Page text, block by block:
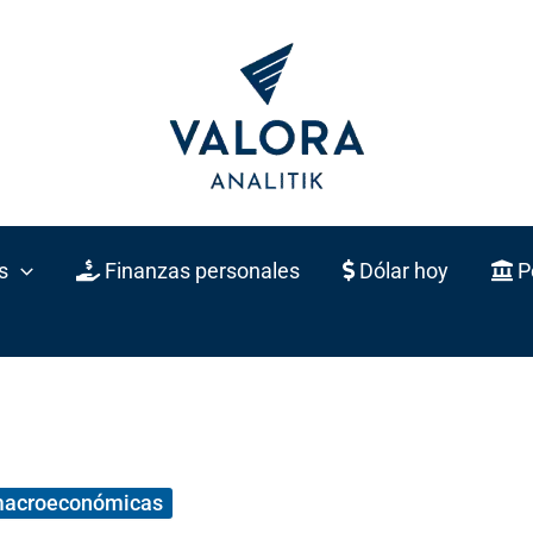
Finanzas personales Dólar hoy